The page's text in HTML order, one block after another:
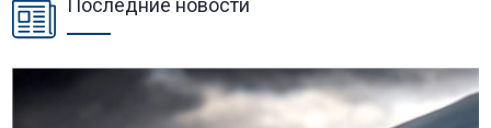
Последние новости